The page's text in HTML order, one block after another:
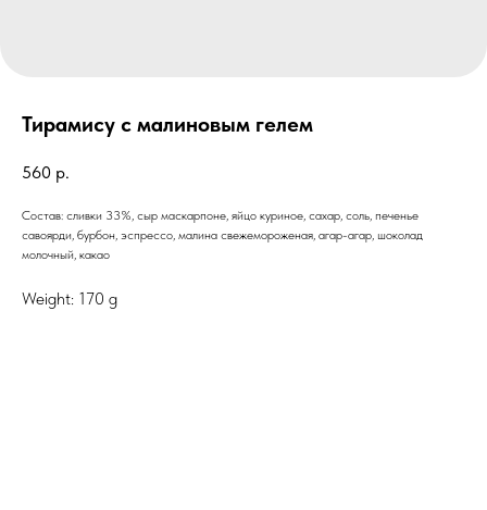
Тирамису с малиновым гелем
560 р.
Состав: сливки 33%, сыр маскарпоне, яйцо куриное, сахар, соль, печенье
савоярди, бурбон, эспрессо, малина свежемороженая, агар-агар, шоколад
молочный, какао
Weight: 170 g